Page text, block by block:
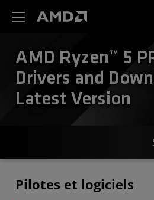
AMD Ryzen™ 5
Drivers and
Latest Version
Pilotes et logiciels